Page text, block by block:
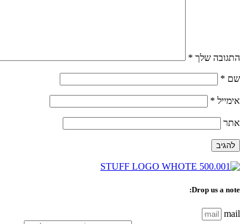
התגובה שלך *
שם *
אימייל *
אתר
Drop us a note:
mail